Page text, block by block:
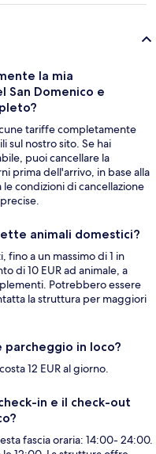
la mia
San Domenico e
tariffe completamente
sul nostro sito. Se hai
puoi cancellare la
prima dell'arrivo, in base alla
condizioni di cancellazione
animali domestici?
fino a un massimo di 1 in
di 10 EUR ad animale, a
Potrebbero essere
la struttura per maggiori
in loco?
12 EUR al giorno.
in e il check-out
fascia oraria: 14:00- 24:00.